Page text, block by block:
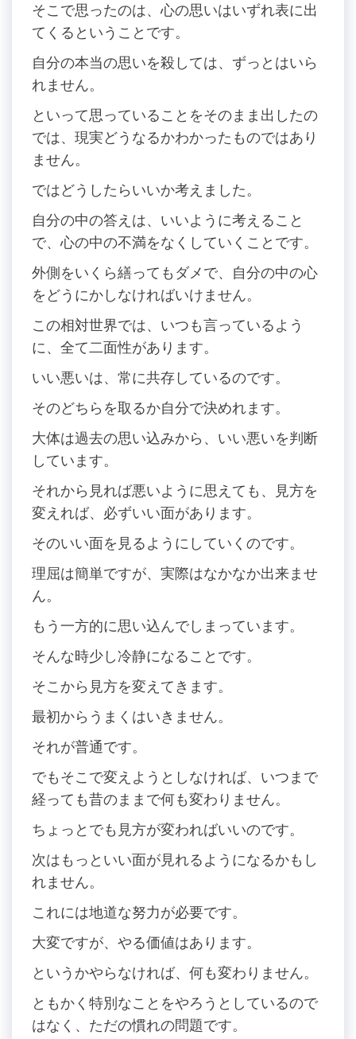
そこで思ったのは、心の思いはいずれ表に出
てくるということです。
自分の本当の思いを殺しては、ずっとはいら
れません。
といって思っていることをそのまま出したの
では、現実どうなるかわかったものではあり
ません。
ではどうしたらいいか考えました。
自分の中の答えは、いいように考えること
で、心の中の不満をなくしていくことです。
外側をいくら繕ってもダメで、自分の中の心
をどうにかしなければいけません。
この相対世界では、いつも言っているよう
に、全て二面性があります。
いい悪いは、常に共存しているのです。
そのどちらを取るか自分で決めれます。
大体は過去の思い込みから、いい悪いを判断
しています。
それから見れば悪いように思えても、見方を
変えれば、必ずいい面があります。
そのいい面を見るようにしていくのです。
理屈は簡単ですが、実際はなかなか出来ませ
ん。
もう一方的に思い込んでしまっています。
そんな時少し冷静になることです。
そこから見方を変えてきます。
最初からうまくはいきません。
それが普通です。
でもそこで変えようとしなければ、いつまで
経っても昔のままで何も変わりません。
ちょっとでも見方が変わればいいのです。
次はもっといい面が見れるようになるかもし
れません。
これには地道な努力が必要です。
大変ですが、やる価値はあります。
というかやらなければ、何も変わりません。
ともかく特別なことをやろうとしているので
はなく、ただの慣れの問題です。